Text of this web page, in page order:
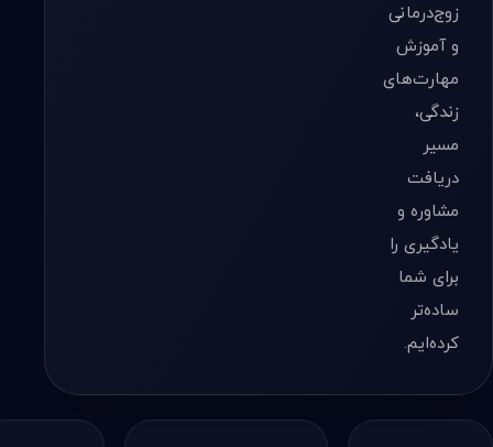
زوج‌درمانی
و آموزش
مهارت‌های
زندگی،
مسیر
دریافت
مشاوره و
یادگیری را
برای شما
ساده‌تر
کرده‌ایم.